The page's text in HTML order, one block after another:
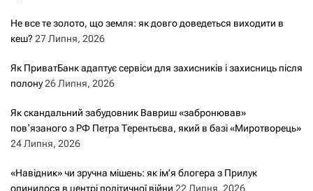
Не все те золото, що земля: як довго доведеться виходити в
кеш? 27 Липня, 2026
Як ПриватБанк адаптує сервіси для захисників і захисниць після
полону26 Липня, 2026
Як скандальний забудовник Вавриш «забронював»
повʼязаного з РФ Петра Терентьєва, який в базі «Миротворець»
24 Липня, 2026
«Навідник» чи зручна мішень: як ім’я блогера з Прилук
опинилося в центрі політичної війни 22 Липня, 2026